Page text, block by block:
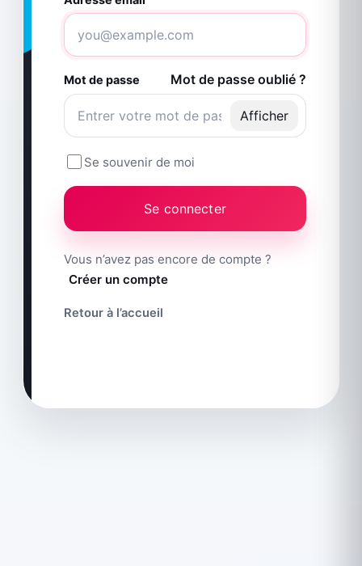
Mot de passe Mot de passe oublié ?
Afficher
Se souvenir de moi
Se connecter
Vous n’avez pas encore de compte ?
Créer un compte
Retour à l’accueil